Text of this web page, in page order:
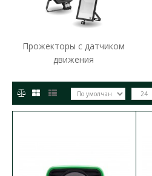
Прожекторы с датчиком
движения